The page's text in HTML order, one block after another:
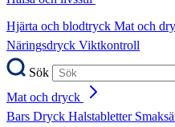
Hjärta och blodtryck Mat och
Näringsdryck Viktkontroll
Sök
Mat och dryck
Bars Dryck Halstabletter